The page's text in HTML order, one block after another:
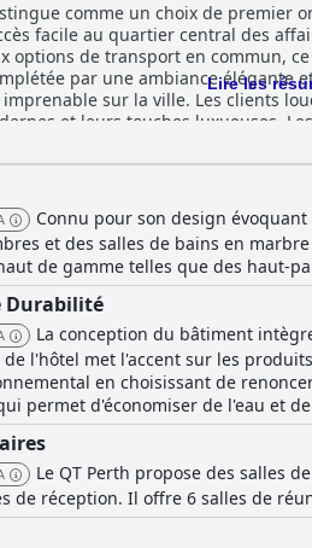
comme un choix de
facile au quartier central des
options de transport en commun,
par une ambiance
massivement les chambres de l'hôtel pour leur design magnifique, leurs
et leurs touches luxueuses.
de grands lits d'un confort
exquis. Une appréciation
doubles. Malgré des
par les commentaires positifs généraux sur la
des critiques mitigées. De
au restaurant de petit-déjeuner
qui entraîne une variabilité de l'expérience du petit-
particulier le bar sur le toit et les
le service amical et efficace, bien
restaurants et le service d'étage irrégulier. Le personnel du QT
et son efficacité.
aux expériences positives des
mais ce sont des exceptions plutôt que la
grâce à son emplacement
encore l'expérience, bien que
excelle à fournir un environnement propre et accueillant avec des
élevées dans divers aspects,
d'un emplacement pratique,
les voyageurs à la recherche d'un
Lire les
Connu pour son design
et des salles de bains en
de gamme telles que des haut-
Durabilité
La conception du bâtiment
l'hôtel met l'accent sur les
en choisissant de
permet d'économiser de l'eau et
Le QT Perth propose des salles
de réception. Il offre 6 salles de